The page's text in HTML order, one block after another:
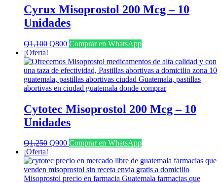
Cyrux Misoprostol 200 Mcg – 10
Unidades
Q1,100 El
original
era:
Q1,100.
Q800El
actual
es:
Q800.
Comprar en WhatsApp
¡Oferta!
Cytotec Misoprostol 200 Mcg – 10
Unidades
Q1,250 El
original
era:
Q1,250.
Q900El
actual
es:
Q900.
Comprar en WhatsApp
¡Oferta!